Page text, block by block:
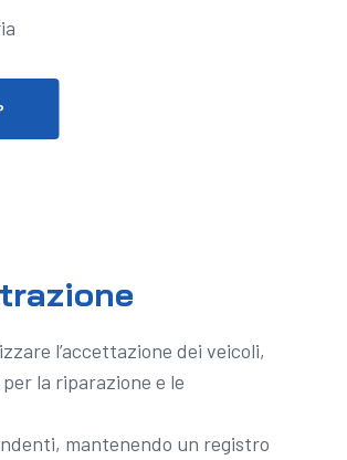
l’accettazione dei veicoli,
la riparazione e le
mantenendo un registro